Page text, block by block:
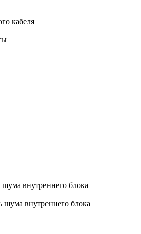
кабеля
внутреннего блока
внутреннего блока